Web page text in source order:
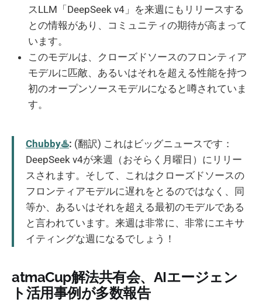
スLLM「DeepSeek v4」を来週にもリリースする
との情報があり、コミュニティの期待が高まって
います。
このモデルは、クローズドソースのフロンティア
モデルに匹敵、あるいはそれを超える性能を持つ
初のオープンソースモデルになると噂されていま
す。
Chubby♨️: (翻訳) これはビッグニュースです：
DeepSeek v4が来週（おそらく月曜日）にリリー
スされます。そして、これはクローズドソースの
フロンティアモデルに遅れをとるのではなく、同
等か、あるいはそれを超える最初のモデルである
と言われています。来週は非常に、非常にエキサ
イティングな週になるでしょう！
atmaCup解法共有会、AIエージェン
ト活用事例が多数報告